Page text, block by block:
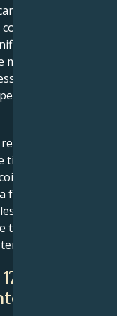
sob a sua
e a sua vida
Os
mais
pensa.
a
o poder
todas as
impossíveis
a diferença
mantêm-te
te lembrares
medo.